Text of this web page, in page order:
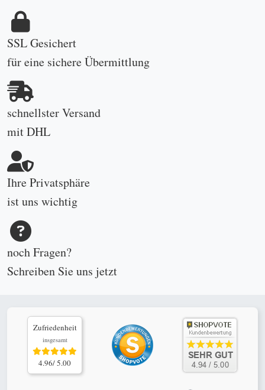
SSL Gesichert
für eine sichere Übermittlung
schnellster Versand
mit DHL
Ihre Privatsphäre
ist uns wichtig
noch Fragen?
Schreiben Sie uns jetzt
Zufriedenheit
insgesamt
4.96/ 5.00